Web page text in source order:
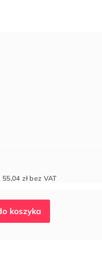
55,04 złbez VAT